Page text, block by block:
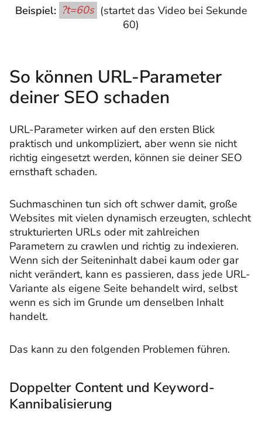
Beispiel: ?t=60s (startet das Video bei Sekunde
60)
So können URL-Parameter
deiner SEO schaden
URL-Parameter wirken auf den ersten Blick
praktisch und unkompliziert, aber wenn sie nicht
richtig eingesetzt werden, können sie deiner SEO
ernsthaft schaden.
Suchmaschinen tun sich oft schwer damit, große
Websites mit vielen dynamisch erzeugten, schlecht
strukturierten URLs oder mit zahlreichen
Parametern zu crawlen und richtig zu indexieren.
Wenn sich der Seiteninhalt dabei kaum oder gar
nicht verändert, kann es passieren, dass jede URL-
Variante als eigene Seite behandelt wird, selbst
wenn es sich im Grunde um denselben Inhalt
handelt.
Das kann zu den folgenden Problemen führen.
Doppelter Content und Keyword-
Kannibalisierung